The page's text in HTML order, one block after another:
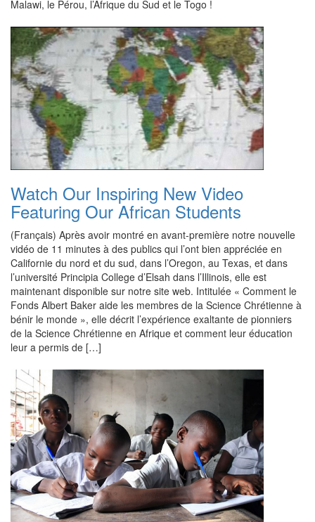
Malawi, le Pérou, l’Afrique du Sud et le Togo !
Watch Our Inspiring New Video
Featuring Our African Students
(Français) Après avoir montré en avant-première notre nouvelle
vidéo de 11 minutes à des publics qui l’ont bien appréciée en
Californie du nord et du sud, dans l’Oregon, au Texas, et dans
l’université Principia College d’Elsah dans l’Illinois, elle est
maintenant disponible sur notre site web. Intitulée « Comment le
Fonds Albert Baker aide les membres de la Science Chrétienne à
bénir le monde », elle décrit l’expérience exaltante de pionniers
de la Science Chrétienne en Afrique et comment leur éducation
leur a permis de […]